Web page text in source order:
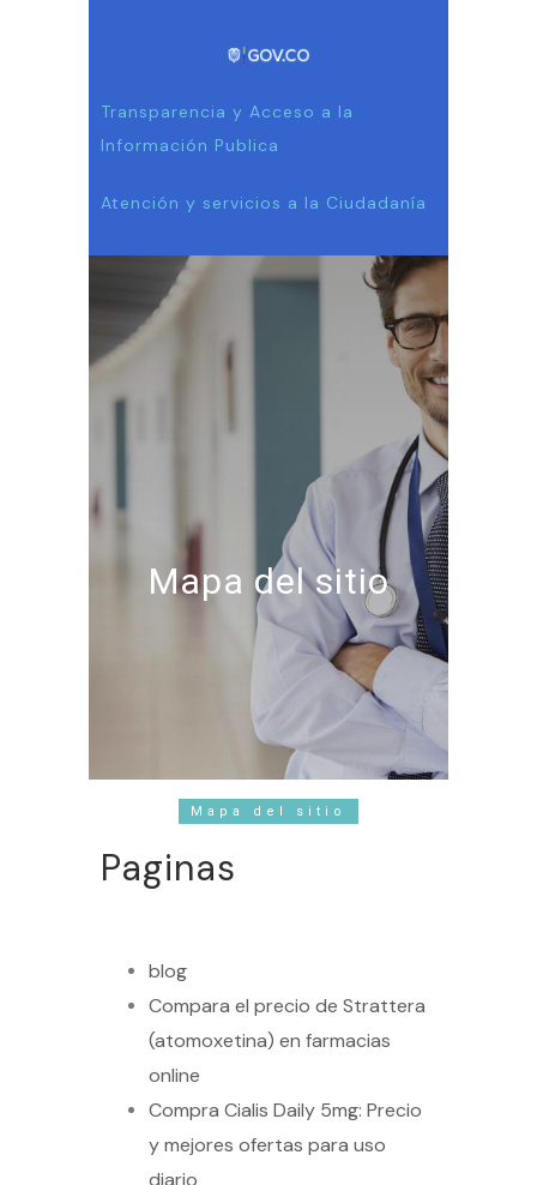
Transparencia y Acceso a la
Información Publica
Atención y servicios a la Ciudadanía
Mapa del sitio
Mapa del sitio
Paginas
blog
Compara el precio de Strattera
(atomoxetina) en farmacias
online
Compra Cialis Daily 5mg: Precio
y mejores ofertas para uso
diario